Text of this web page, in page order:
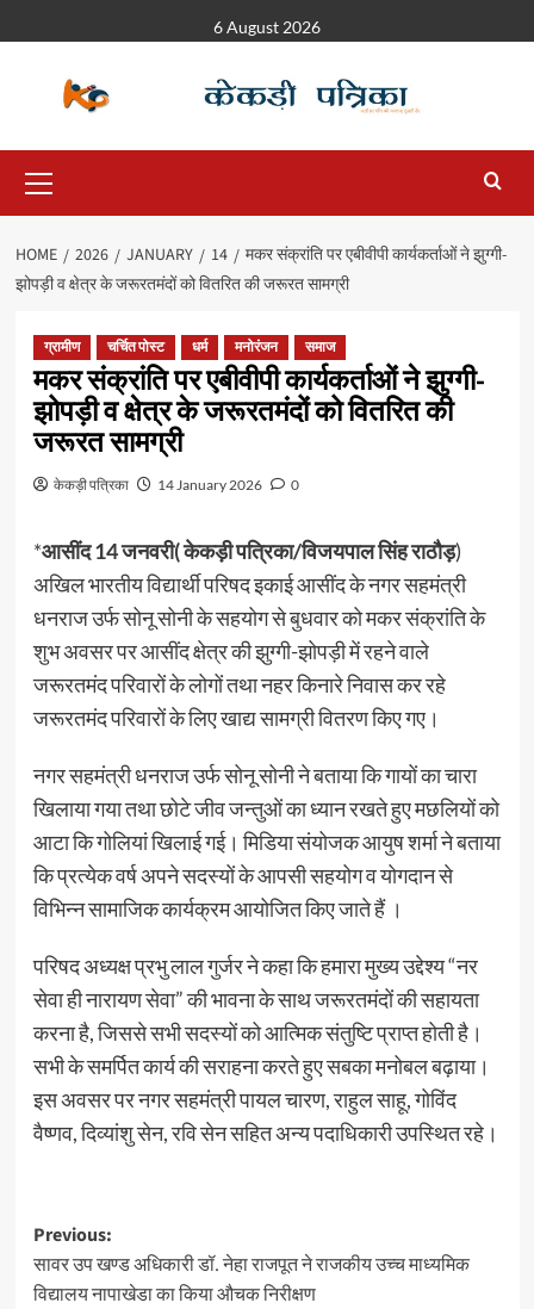
6 August 2026
HOME 2026 JANUARY 14
मकर संक्रांति पर एबीवीपी कार्यकर्ताओं ने झुग्गी-
झोपड़ी व क्षेत्र के जरूरतमंदों को वितरित की जरूरत सामग्री
ग्रामीण चर्चित पोस्ट धर्म मनोरंजन समाज
मकर संक्रांति पर एबीवीपी कार्यकर्ताओं ने झुग्गी-
झोपड़ी व क्षेत्र के जरूरतमंदों को वितरित की
जरूरत सामग्री
केकड़ी पत्रिका 14 January 2026 0
*आसींद 14 जनवरी( केकड़ी पत्रिका/विजयपाल सिंह राठौड़)
अखिल भारतीय विद्यार्थी परिषद इकाई आसींद के नगर सहमंत्री
धनराज उर्फ सोनू सोनी के सहयोग से बुधवार को मकर संक्रांति के
शुभ अवसर पर आसींद क्षेत्र की झुग्गी-झोपड़ी में रहने वाले
जरूरतमंद परिवारों के लोगों तथा नहर किनारे निवास कर रहे
जरूरतमंद परिवारों के लिए खाद्य सामग्री वितरण किए गए।
नगर सहमंत्री धनराज उर्फ सोनू सोनी ने बताया कि गायों का चारा
खिलाया गया तथा छोटे जीव जन्तुओं का ध्यान रखते हुए मछलियों को
आटा कि गोलियां खिलाई गई। मिडिया संयोजक आयुष शर्मा ने बताया
कि प्रत्येक वर्ष अपने सदस्यों के आपसी सहयोग व योगदान से
विभिन्न सामाजिक कार्यक्रम आयोजित किए जाते हैं ।
परिषद अध्यक्ष प्रभु लाल गुर्जर ने कहा कि हमारा मुख्य उद्देश्य “नर
सेवा ही नारायण सेवा” की भावना के साथ जरूरतमंदों की सहायता
करना है, जिससे सभी सदस्यों को आत्मिक संतुष्टि प्राप्त होती है।
सभी के समर्पित कार्य की सराहना करते हुए सबका मनोबल बढ़ाया।
इस अवसर पर नगर सहमंत्री पायल चारण, राहुल साहू, गोविंद
वैष्णव, दिव्यांशु सेन, रवि सेन सहित अन्य पदाधिकारी उपस्थित रहे।
Previous:
सावर उप खण्ड अधिकारी डॉ. नेहा राजपूत ने राजकीय उच्च माध्यमिक
विद्यालय नापाखेडा का किया औचक निरीक्षण